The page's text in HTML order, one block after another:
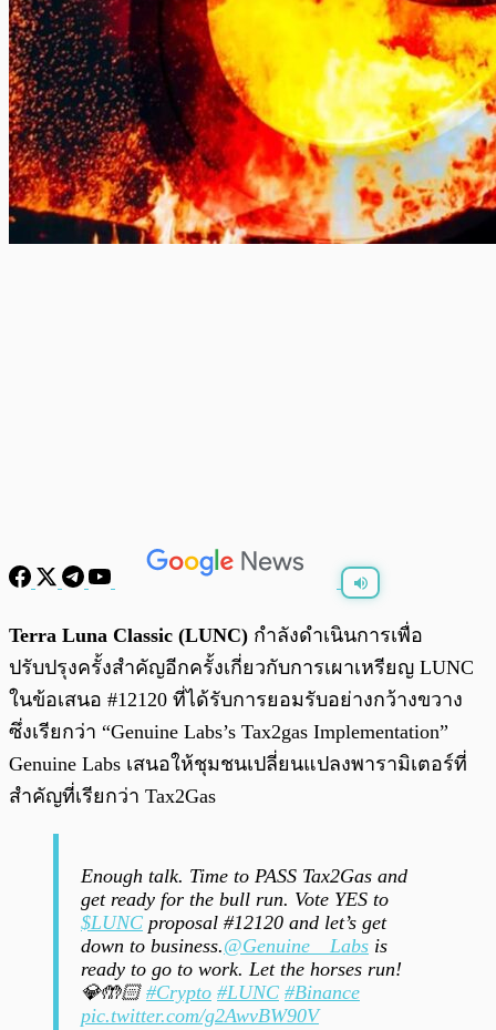
/
Terra Luna Classic (LUNC) กำลังดำเนินการเพื่อ
ปรับปรุงครั้งสำคัญอีกครั้งเกี่ยวกับการเผาเหรียญ LUNC
ในข้อเสนอ #12120 ที่ได้รับการยอมรับอย่างกว้างขวาง
ซึ่งเรียกว่า “Genuine Labs’s Tax2gas Implementation”
Genuine Labs เสนอให้ชุมชนเปลี่ยนแปลงพารามิเตอร์ที่
สำคัญที่เรียกว่า Tax2Gas
Enough talk. Time to PASS Tax2Gas and
get ready for the bull run. Vote YES to
$LUNC proposal #12120 and let’s get
down to business.@Genuine__Labs is
ready to go to work. Let the horses run!
💎🤲🏻 #Crypto #LUNC #Binance
pic.twitter.com/g2AwvBW90V